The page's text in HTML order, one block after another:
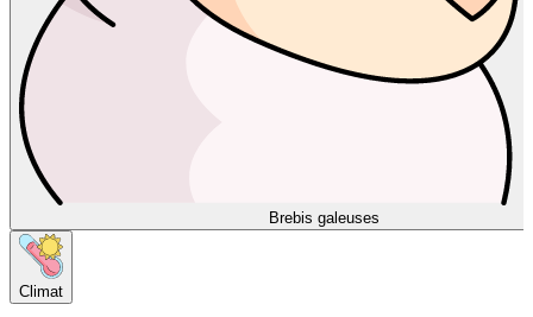
Brebis galeuses
Climat